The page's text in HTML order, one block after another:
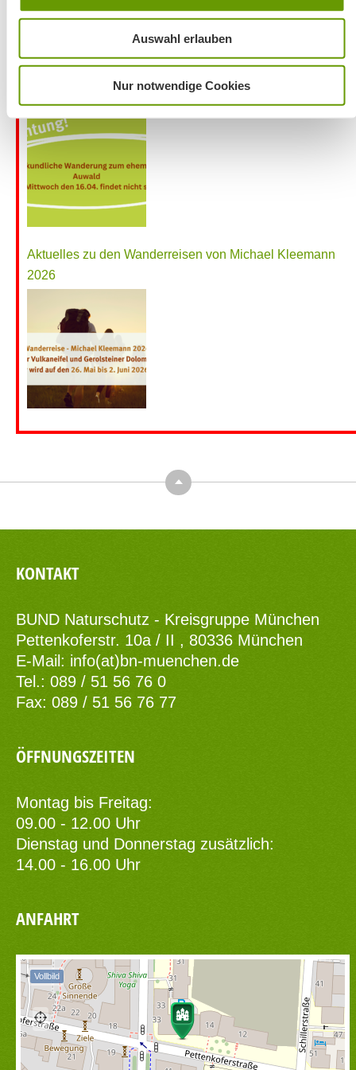
Auswahl erlauben
Nur notwendige Cookies
Wanderung entfällt
Aktuelles zu den Wanderreisen von Michael Kleemann
2026
Top
KONTAKT
BUND Naturschutz - Kreisgruppe München
Pettenkoferstr. 10a / II , 80336 München
E-Mail: info(at)bn-muenchen.de
Tel.: 089 / 51 56 76 0
Fax: 089 / 51 56 76 77
ÖFFNUNGSZEITEN
Montag bis Freitag:
09.00 - 12.00 Uhr
Dienstag und Donnerstag zusätzlich:
14.00 - 16.00 Uhr
ANFAHRT
Vollbild